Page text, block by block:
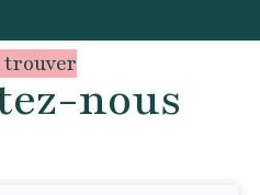
trouver
nous